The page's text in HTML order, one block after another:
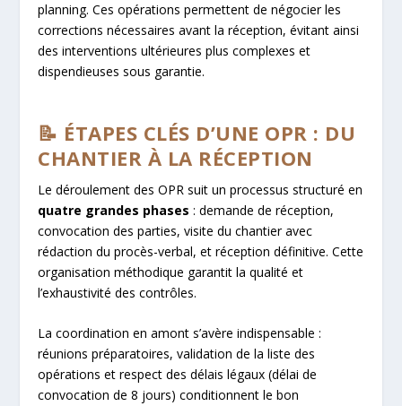
planning. Ces opérations permettent de négocier les
corrections nécessaires avant la réception, évitant ainsi
des interventions ultérieures plus complexes et
dispendieuses sous garantie.
📝 ÉTAPES CLÉS D’UNE OPR : DU
CHANTIER À LA RÉCEPTION
Le déroulement des OPR suit un processus structuré en
quatre grandes phases : demande de réception,
convocation des parties, visite du chantier avec
rédaction du procès-verbal, et réception définitive. Cette
organisation méthodique garantit la qualité et
l’exhaustivité des contrôles.
La coordination en amont s’avère indispensable :
réunions préparatoires, validation de la liste des
opérations et respect des délais légaux (délai de
convocation de 8 jours) conditionnent le bon